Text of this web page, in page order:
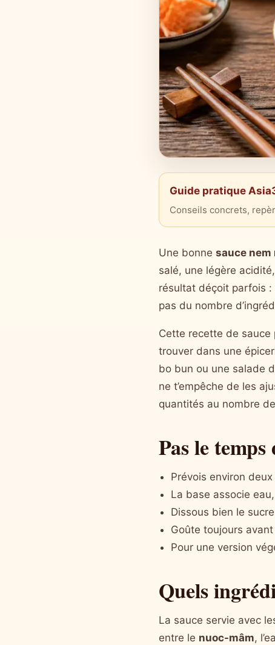
Guide pratique
Conseils concrets,
Une bonne sauce nem
salé, une légère
résultat déçoit parfois
pas du nombre
Cette recette de sauce
trouver dans une
bo bun ou une salade
ne t’empêche de les
quantités au nombre
Pas le
Prévois environ
La base associe
Dissous bien le
Goûte toujours
Pour une version
Quels
La sauce servie avec
entre le nuoc-mâm,